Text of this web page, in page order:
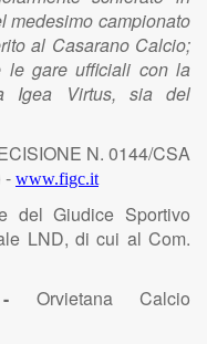
medesimo campionato
al Casarano Calcio;
le gare ufficiali con la
Igea Virtus, sia del
N. 0144/CSA
- www.figc.it
del Giudice Sportivo
LND, di cui al Com.
- Orvietana Calcio